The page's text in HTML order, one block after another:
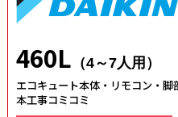
460L （4～7人用）
エコキュート本体・リモコン・脚
本工事コミコミ